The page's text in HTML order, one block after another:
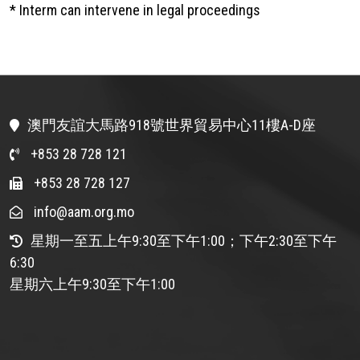
* Interm can intervene in legal proceedings
澳門友誼大馬路918號世界貿易中心11樓A-D座
+853 28 728 121
+853 28 728 127
info@aam.org.mo
星期一至五上午9:30至下午1:00；下午2:30至下午
6:30
星期六上午9:30至下午1:00